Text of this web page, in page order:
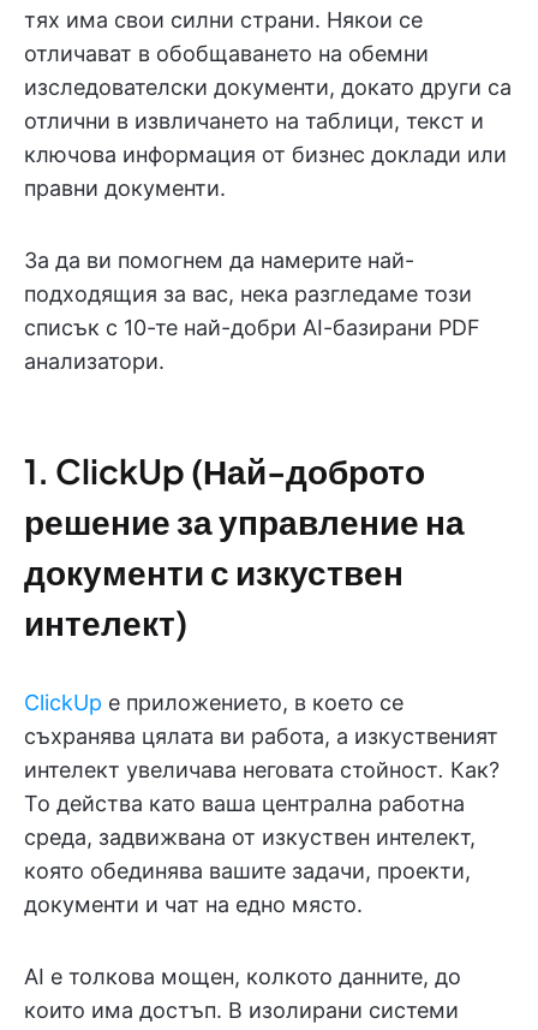
тях има свои силни страни. Някои се
отличават в обобщаването на обемни
изследователски документи, докато други са
отлични в извличането на таблици, текст и
ключова информация от бизнес доклади или
правни документи.
За да ви помогнем да намерите най-
подходящия за вас, нека разгледаме този
списък с 10-те най-добри AI-базирани PDF
анализатори.
1. ClickUp (Най-доброто
решение за управление на
документи с изкуствен
интелект)
ClickUp е приложението, в което се
съхранява цялата ви работа, а изкуственият
интелект увеличава неговата стойност. Как?
То действа като ваша централна работна
среда, задвижвана от изкуствен интелект,
която обединява вашите задачи, проекти,
документи и чат на едно място.
AI е толкова мощен, колкото данните, до
които има достъп. В изолирани системи